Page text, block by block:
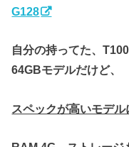
G128
自分の持ってた、
64GBモデルだけど、
スペックが高いモデル